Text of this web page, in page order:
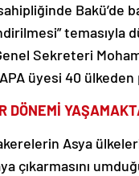
Bakü’de
temasıyla
Sekreteri
üyesi 40
DÖNEMİ
Asya